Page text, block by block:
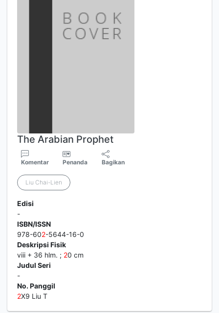
The Arabian Prophet
Komentar Penanda Bagikan
Liu Chai-Lien
Edisi
-
ISBN/ISSN
978-602-5644-16-0
Deskripsi Fisik
viii + 36 hlm. ; 20 cm
Judul Seri
-
No. Panggil
2X9 Liu T